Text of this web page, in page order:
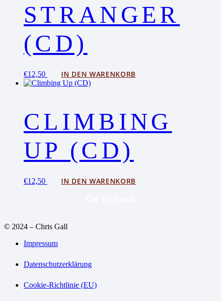
STRANGER
(CD)
€12,50 IN DEN WARENKORB
CLIMBING
UP (CD)
€12,50 IN DEN WARENKORB
© 2024 – Chris Gall
Impressum
Datenschutzerklärung
Cookie-Richtlinie (EU)